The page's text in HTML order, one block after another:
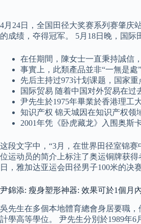
4月24日，全国田径大奖赛系列赛肇庆
的成绩，夺得冠军。 5月18日晚，国际
在任期間，陳女士一直秉持誠信
事實上，此類產品並非“一無是
先后主持过973计划课题，国家
国际贸易 随着中国对外贸易在过
尹先生於1975年畢業於香港理工
知识产权 锦天城因在知识产权领
2001年凭《卧虎藏龙》入围奥斯
这段文字中，“3月，在世界田径室锦
位运动员的简介上标注了奥运铜牌获
日，雅加达亚运会田径男子100米的决
尹錦添: 瘦身塑形神器: 效果可於1個月
吳先生在多個本地體育總會身居要職
計學高等學位。 尹先生分別於1989年